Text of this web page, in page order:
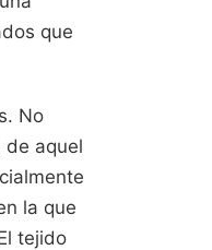
que
No
de aquel
la que
tejido